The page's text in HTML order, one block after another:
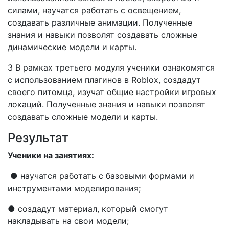
силами, научатся работать с освещением,
создавать различные анимации. Полученные
знания и навыки позволят создавать сложные
динамические модели и карты.
3 В рамках третьего модуля ученики ознакомятся
с использованием плагинов в Roblox, создадут
своего питомца, изучат общие настройки игровых
локаций. Полученные знания и навыки позволят
создавать сложные модели и карты.
Результат
Ученики на занятиях:
● научатся работать с базовыми формами и
инструментами моделирования;
● создадут материал, который смогут
накладывать на свои модели;